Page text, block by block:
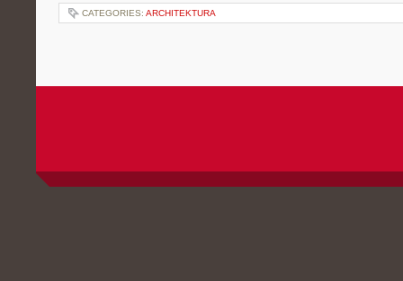
CATEGORIES: ARCHITEKTURA